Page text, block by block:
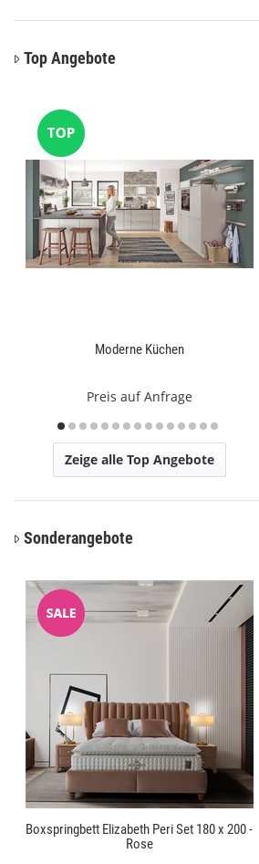
Top Angebote
Moderne Küchen
Preis auf Anfrage
Zeige alle Top Angebote
Sonderangebote
Boxspringbett Elizabeth Peri Set 180 x 200 -
Rose